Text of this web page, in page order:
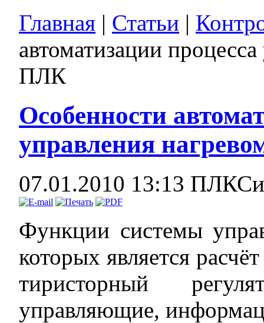
Главная | Статьи |
автоматизации
ПЛК
Особенности
управления
07.01.2010 13:13
Функции системы
которых является
тиристорный
управляющие,